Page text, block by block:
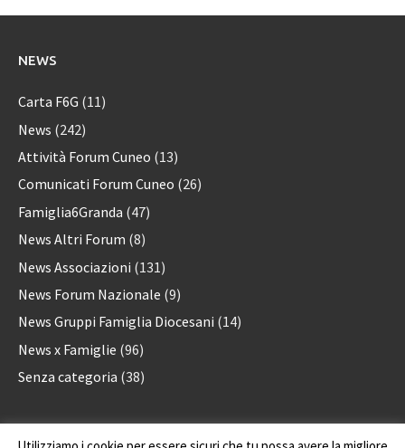
NEWS
Carta F6G (11)
News (242)
Attività Forum Cuneo (13)
Comunicati Forum Cuneo (26)
Famiglia6Granda (47)
News Altri Forum (8)
News Associazioni (131)
News Forum Nazionale (9)
News Gruppi Famiglia Diocesani (14)
News x Famiglie (96)
Senza categoria (38)